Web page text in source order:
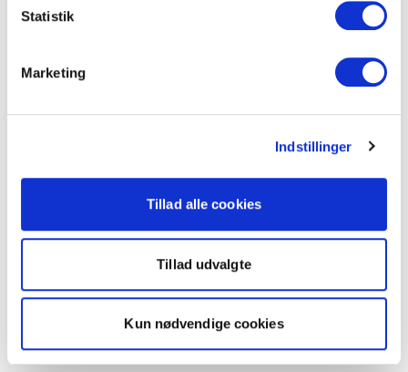
Statistik
Marketing
Indstillinger
Tillad alle cookies
Tillad udvalgte
Kun nødvendige cookies